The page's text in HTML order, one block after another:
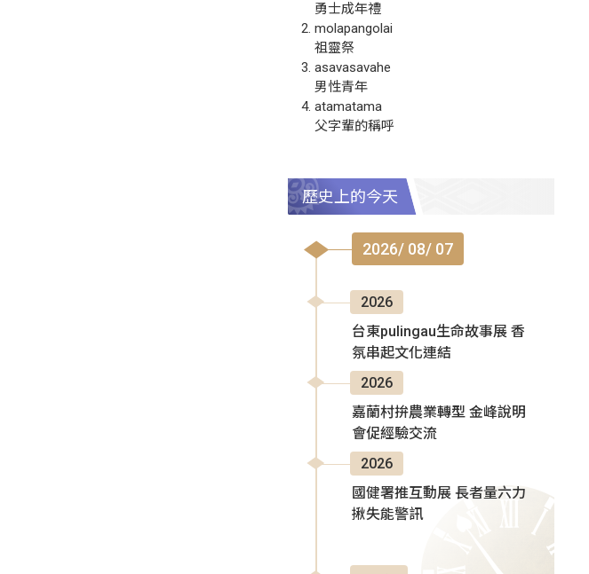
勇士成年禮
molapangolai
祖靈祭
asavasavahe
男性青年
atamatama
父字輩的稱呼
歷史上的今天
2026/ 08/ 07
2026
台東pulingau生命故事展 香
氛串起文化連結
2026
嘉蘭村拚農業轉型 金峰說明
會促經驗交流
2026
國健署推互動展 長者量六力
揪失能警訊